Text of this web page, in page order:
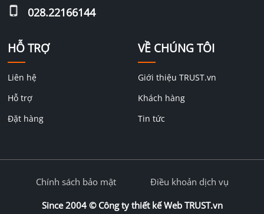
HỖ TRỢ
Liên hệ
Hỗ trợ
Đặt hàng
VỀ CHÚNG TÔI
Giới thiệu TRUST.vn
Khách hàng
Tin tức
028.22166144
Since 2004 © Công ty thiết kế Web TRUST.vn
Chính sách bảo mật Điều khoản dịch vụ